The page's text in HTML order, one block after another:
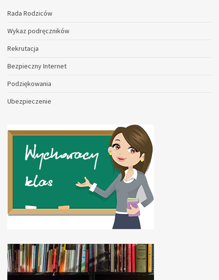
Rada Rodziców
Wykaz podręczników
Rekrutacja
Bezpieczny Internet
Podziękowania
Ubezpieczenie